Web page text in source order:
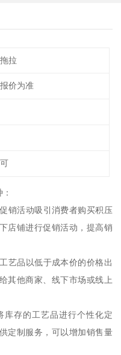
拉
价为准
销活动吸引消费者购买积压
店铺进行促销活动，提高销
艺品以低于成本价的价格出
其他商家、线下市场或线上
库存的工艺品进行个性化定
定制服务，可以增加销售量